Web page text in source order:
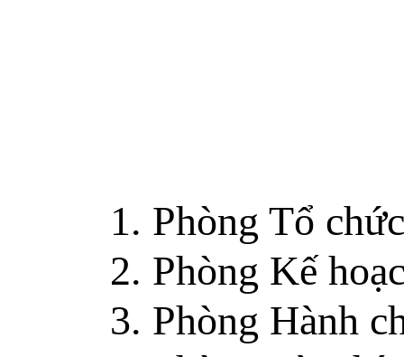
1. Phòng Tổ
2. Phòng Kế
3. Phòng Hành